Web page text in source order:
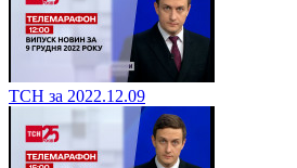
ТСН за 2022.12.09